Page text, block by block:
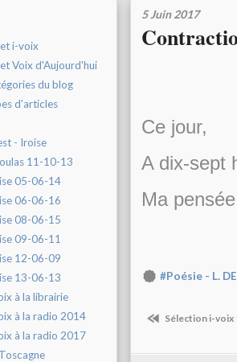
i-voix
Voix d'Aujourd'hui
du blog
d'articles
- Iroise
11-10-13
05-06-14
06-06-16
08-06-15
09-06-11
12-06-09
13-06-13
à la librairie
à la radio 2014
à la radio 2017
5 Juin 2017
Ce jour,
A dix-sept
Ma
#Poésie - L.
Sélection i-voix